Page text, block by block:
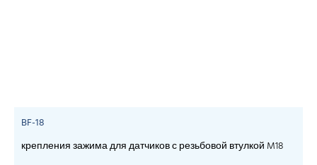
BF-18
крепления зажима для датчиков с резьбовой втулкой M18